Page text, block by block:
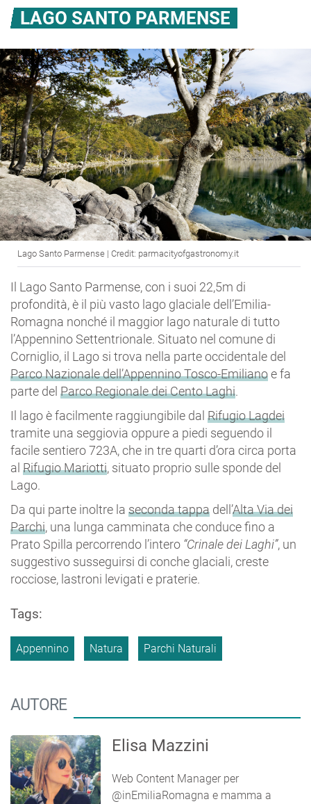
LAGO SANTO PARMENSE
Lago Santo Parmense | Credit: parmacityofgastronomy.it
Il Lago Santo Parmense, con i suoi 22,5m di
profondità, è il più vasto lago glaciale dell’Emilia-
Romagna nonché il maggior lago naturale di tutto
l’Appennino Settentrionale. Situato nel comune di
Corniglio, il Lago si trova nella parte occidentale del
Parco Nazionale dell’Appennino Tosco-Emilianoe fa
parte del Parco Regionale dei Cento Laghi.
Il lago è facilmente raggiungibile dal Rifugio Lagdei
tramite una seggiovia oppure a piedi seguendo il
facile sentiero 723A, che in tre quarti d’ora circa porta
al Rifugio Mariotti, situato proprio sulle sponde del
Lago.
Da qui parte inoltre la seconda tappa dell’Alta Via dei
Parchi, una lunga camminata che conduce fino a
Prato Spilla percorrendo l’intero “Crinale dei Laghi”, un
suggestivo susseguirsi di conche glaciali, creste
rocciose, lastroni levigati e praterie.
Tags:
Appennino Natura Parchi Naturali
AUTORE
Elisa Mazzini
Web Content Manager per
@inEmiliaRomagna e mamma a